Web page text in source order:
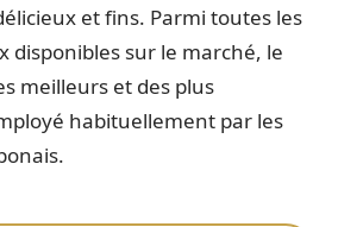
et fins. Parmi toutes les
disponibles sur le marché, le
meilleurs et des plus
habituellement par les